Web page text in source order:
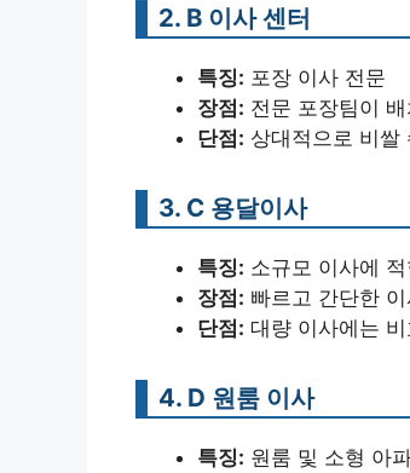
2. B 이사 센터
특징: 포장 이사 전문
장점: 전문 포장팀이
단점: 상대적으로 비쌀
3. C 용달이사
특징: 소규모 이사에
장점: 빠르고 간단한
단점: 대량 이사에는
4. D 원룸 이사
특징: 원룸 및 소형 아